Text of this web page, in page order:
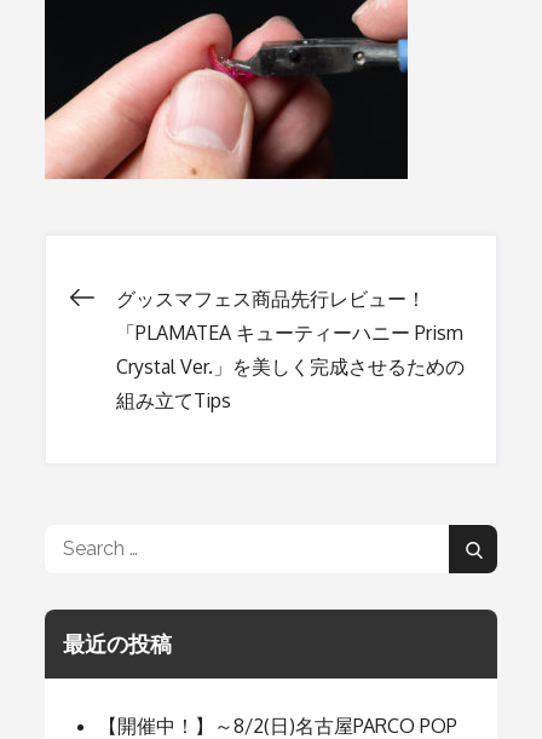
投
稿
ビ
ゲ
ー
グッスマフェス商品先行レビュー！
「PLAMATEA キューティーハニー Prism
Crystal Ver.」を美しく完成させるための
組み立てTips
Search
Search
最近の投稿
【開催中！】～8/2(日)名古屋PARCO POP